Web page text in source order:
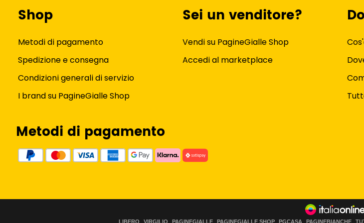
Shop
Metodi di pagamento
Spedizione e consegna
Condizioni generali di servizio
I brand su PagineGialle Shop
Sei un venditore?
Vendi su PagineGialle Shop
Accedi al marketplace
Metodi di pagamento
LIBERO VIRGILIO PAGINEGIALLE PAGINEGIALLE SHOP PGCASA PAGINEBIANCHE